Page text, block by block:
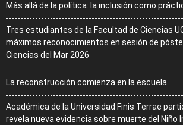
Más allá de la política: la inclusión como
Tres estudiantes de la Facultad de Ciencias
máximos reconocimientos en sesión de
Ciencias del Mar 2026
La reconstrucción comienza en la escuela
Académica de la Universidad Finis Terrae
revela nueva evidencia sobre muerte del Niño